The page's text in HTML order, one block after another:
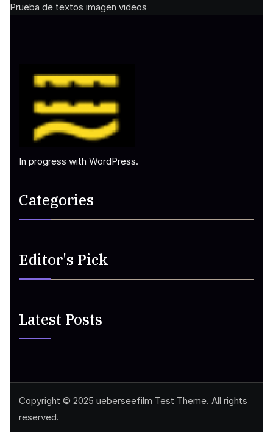
Prueba de textos imagen videos
In progress with WordPress.
Categories
Editor's Pick
Latest Posts
Copyright © 2025 ueberseefilm Test Theme. All rights
reserved.